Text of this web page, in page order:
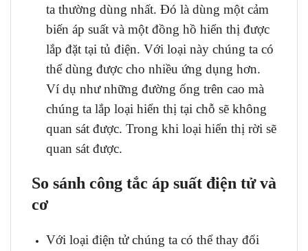
ta thường dùng nhất. Đó là dùng một cảm
biến áp suấtvà một đồng hồ hiển thị được
lắp đặt tại tủ điện. Với loại này chúng ta có
thể dùng được cho nhiều ứng dụng hơn.
Ví dụ như những đường ống trên cao mà
chúng ta lắp loại hiển thị tại chỗ sẽ không
quan sát được. Trong khi loại hiển thị rời sẽ
quan sát được.
So sánh công tắc áp suất điện tử và
cơ
Với loại điện tử chúng ta có thể thay đổi